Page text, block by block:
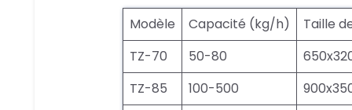
Modèle Capacité (kg/h)
Taille
TZ-70
50-80
TZ-85
100-500